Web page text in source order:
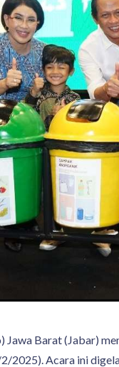
Jawa Barat (Jabar)
2025). Acara ini